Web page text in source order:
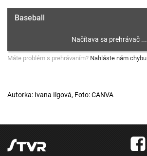
Baseball
Máte problém s prehrávaním? Nahláste nám chybu
Autorka: Ivana Ilgová, Foto: CANVA